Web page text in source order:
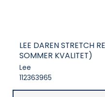
LEE DAREN STRETCH
SOMMER KVALITET)
Lee
112363965